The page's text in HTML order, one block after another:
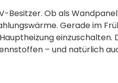
Besitzer. Ob als
Gerade im
einzuschalten.
– und natürlich